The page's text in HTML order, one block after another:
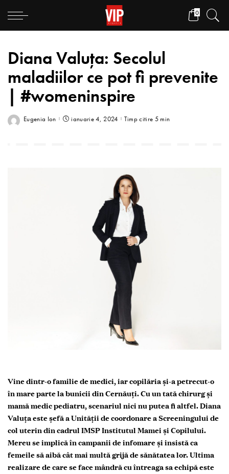
0
Diana Valuța: Secolul
maladiilor ce pot fi prevenite
| #womeninspire
Eugenia Ion ianuarie 4, 2024 Timp citire 5 min
Vine dintr-o familie de medici, iar copilăria și-a petrecut-o
în mare parte la bunicii din Cernăuți. Cu un tată chirurg și
mamă medic pediatru, scenariul nici nu putea fi altfel. Diana
Valuța este șefă a Unității de coordonare a Screeningului de
col uterin din cadrul IMSP Institutul Mamei și Copilului.
Mereu se implică în campanii de infomare și insistă ca
femeile să aibă cât mai multă grijă de sănătatea lor. Ultima
realizare de care se face mândră cu întreaga sa echipă este